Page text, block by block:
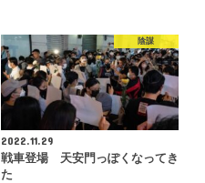
陰謀
2022.11.29
戦車登場 天安門っぽくなってき
た